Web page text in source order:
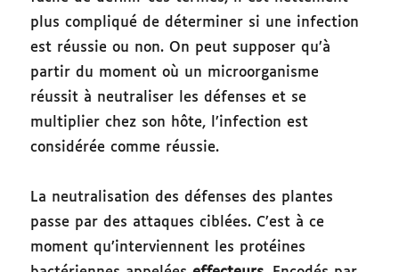
plus compliqué de déterminer si une infection
est réussie ou non. On peut supposer qu’à
partir du moment où un microorganisme
réussit à neutraliser les défenses et se
multiplier chez son hôte, l’infection est
considérée comme réussie.
La neutralisation des défenses des plantes
passe par des attaques ciblées. C’est à ce
moment qu’interviennent les protéines